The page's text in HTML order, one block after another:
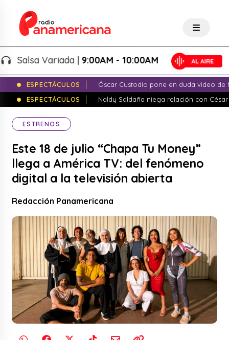
Variada |9:00AM - 10:00AM
ESPECTÁCULOS
Óscar Custodio pone en duda video de
ESPECTÁCULOS
Naldy Saldaña niega relación con
ESTRENOS
Este 18 de julio “Chapa Tu Money”
llega a América TV: del fenómeno
digital a la televisión abierta
Redacción Panamericana